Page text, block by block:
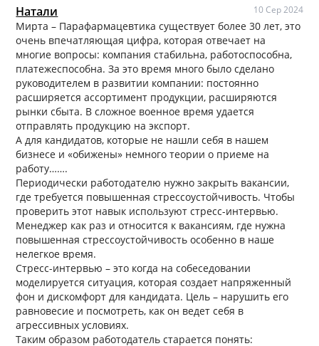
Натали 10 Сер 2024
Мирта – Парафармацевтика существует более 30 лет, это
очень впечатляющая цифра, которая отвечает на
многие вопросы: компания стабильна, работоспособна,
платежеспособна. За это время много было сделано
руководителем в развитии компании: постоянно
расширяется ассортимент продукции, расширяются
рынки сбыта. В сложное военное время удается
отправлять продукцию на экспорт.
А для кандидатов, которые не нашли себя в нашем
бизнесе и «обижены» немного теории о приеме на
работу…….
Периодически работодателю нужно закрыть вакансии,
где требуется повышенная стрессоустойчивость. Чтобы
проверить этот навык используют стресс-интервью.
Менеджер как раз и относится к вакансиям, где нужна
повышенная стрессоустойчивость особенно в наше
нелегкое время.
Стресс-интервью – это когда на собеседовании
моделируется ситуация, которая создает напряженный
фон и дискомфорт для кандидата. Цель – нарушить его
равновесие и посмотреть, как он ведет себя в
агрессивных условиях.
Таким образом работодатель старается понять: